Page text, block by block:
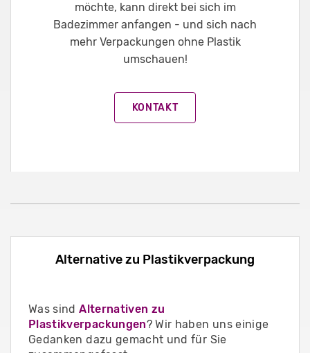
möchte, kann direkt bei sich im
Badezimmer anfangen - und sich nach
mehr Verpackungen ohne Plastik
umschauen!
KONTAKT
Alternative zu Plastikverpackung
Was sindAlternativen zu
Plastikverpackungen? Wir haben uns einige
Gedanken dazu gemacht und für Sie